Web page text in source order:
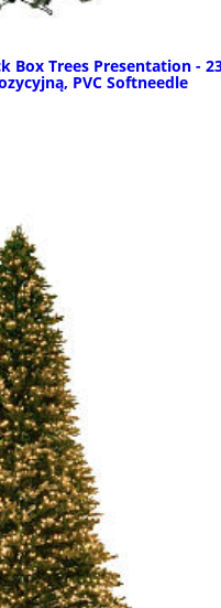
Box Trees Presentation -
PVC Softneedle